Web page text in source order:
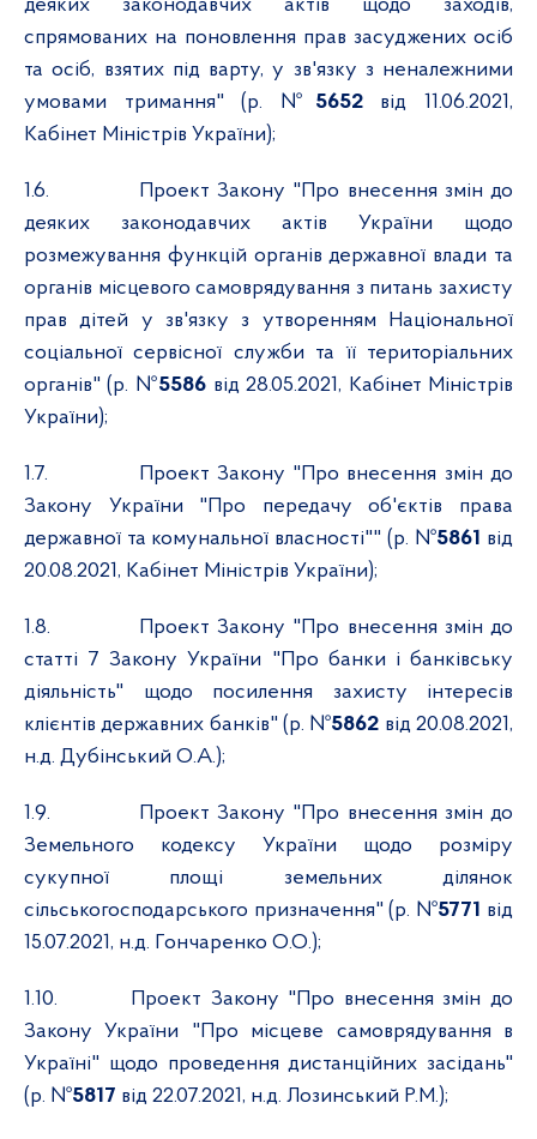
деяких законодавчих актів щодо заходів,
спрямованих на поновлення прав засуджених осіб
та осіб, взятих під варту, у зв'язку з неналежними
умовами тримання" (р. № 5652від 11.06.2021,
Кабінет Міністрів України);
1.6.
Проект Закону "Про внесення змін до
деяких законодавчих актів України щодо
розмежування функцій органів державної влади та
органів місцевого самоврядування з питань захисту
прав дітей у зв'язку з утворенням Національної
соціальної сервісної служби та її територіальних
органів" (р. №5586 від 28.05.2021, Кабінет Міністрів
України);
1.7.
Проект Закону "Про внесення змін до
Закону України "Про передачу об'єктів права
державної та комунальної власності"" (р. №5861 від
20.08.2021, Кабінет Міністрів України);
1.8.
Проект Закону "Про внесення змін до
статті 7 Закону України "Про банки і банківську
діяльність" щодо посилення захисту інтересів
клієнтів державних банків" (р. №5862 від 20.08.2021,
н.д. Дубінський О.А.);
1.9.
Проект Закону "Про внесення змін до
Земельного кодексу України щодо розміру
сукупної площі земельних ділянок
сільськогосподарського призначення" (р. №5771 від
15.07.2021, н.д. Гончаренко О.О.);
1.10.
Проект Закону "Про внесення змін до
Закону України "Про місцеве самоврядування в
Україні" щодо проведення дистанційних засідань"
(р. №5817 від 22.07.2021, н.д. Лозинський Р.М.);